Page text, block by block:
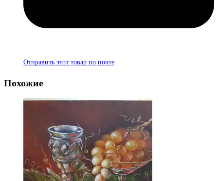
Отправить этот товар по почте
Похожие